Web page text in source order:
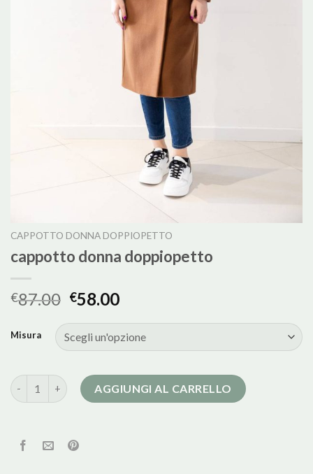
CAPPOTTO DONNA DOPPIOPETTO
cappotto donna doppiopetto
€87.00 €58.00
Misura
cappotto donna doppiopetto quantità
AGGIUNGI AL CARRELLO